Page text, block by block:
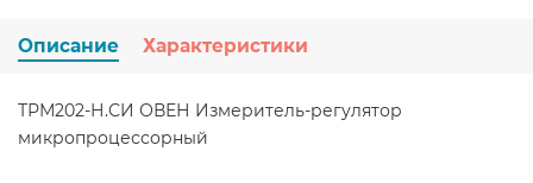
Описание Характеристики
ТРМ202-Н.СИ ОВЕН Измеритель-регулятор
микропроцессорный